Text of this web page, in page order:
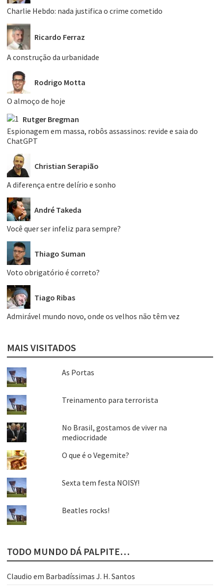
Charlie Hebdo: nada justifica o crime cometido
Ricardo Ferraz
A construção da urbanidade
Rodrigo Motta
O almoço de hoje
Rutger Bregman
Espionagem em massa, robôs assassinos: revide e saia do
ChatGPT
Christian Serapião
A diferença entre delírio e sonho
André Takeda
Você quer ser infeliz para sempre?
Thiago Suman
Voto obrigatório é correto?
Tiago Ribas
Admirável mundo novo, onde os velhos não têm vez
MAIS VISITADOS
As Portas
Treinamento para terrorista
No Brasil, gostamos de viver na
mediocridade
O que é o Vegemite?
Sexta tem festa NOISY!
Beatles rocks!
TODO MUNDO DÁ PALPITE…
Claudio em Barbadíssimas J. H. Santos